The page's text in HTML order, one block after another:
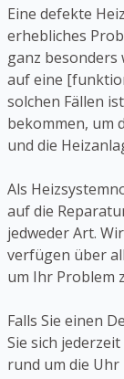
Eine defekte
erhebliches
ganz besonders
auf eine
solchen Fällen
bekommen, um
und die
Als
auf die
jedweder Art.
verfügen über
um Ihr Problem
Falls Sie einen
Sie sich
rund um die Uhr